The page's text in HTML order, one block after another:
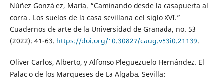
Núñez González, María. “Caminando desde la casapuerta al
corral. Los suelos de la casa sevillana del siglo XVI.”
Cuadernos de arte de la Universidad de Granada, no. 53
(2022): 41-63. https://doi.org/10.30827/caug.v53i0.21139.
Oliver Carlos, Alberto, y Alfonso Pleguezuelo Hernández. El
Palacio de los Marqueses de La Algaba. Sevilla: